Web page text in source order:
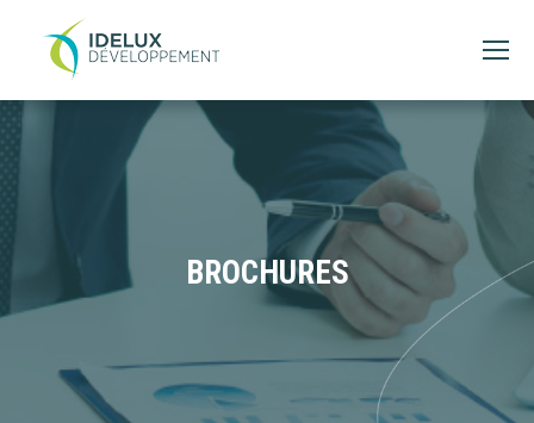
BROCHURES